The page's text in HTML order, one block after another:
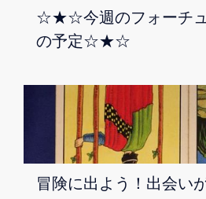
☆★☆今週のフォーチュ
の予定☆★☆
冒険に出よう！出会い